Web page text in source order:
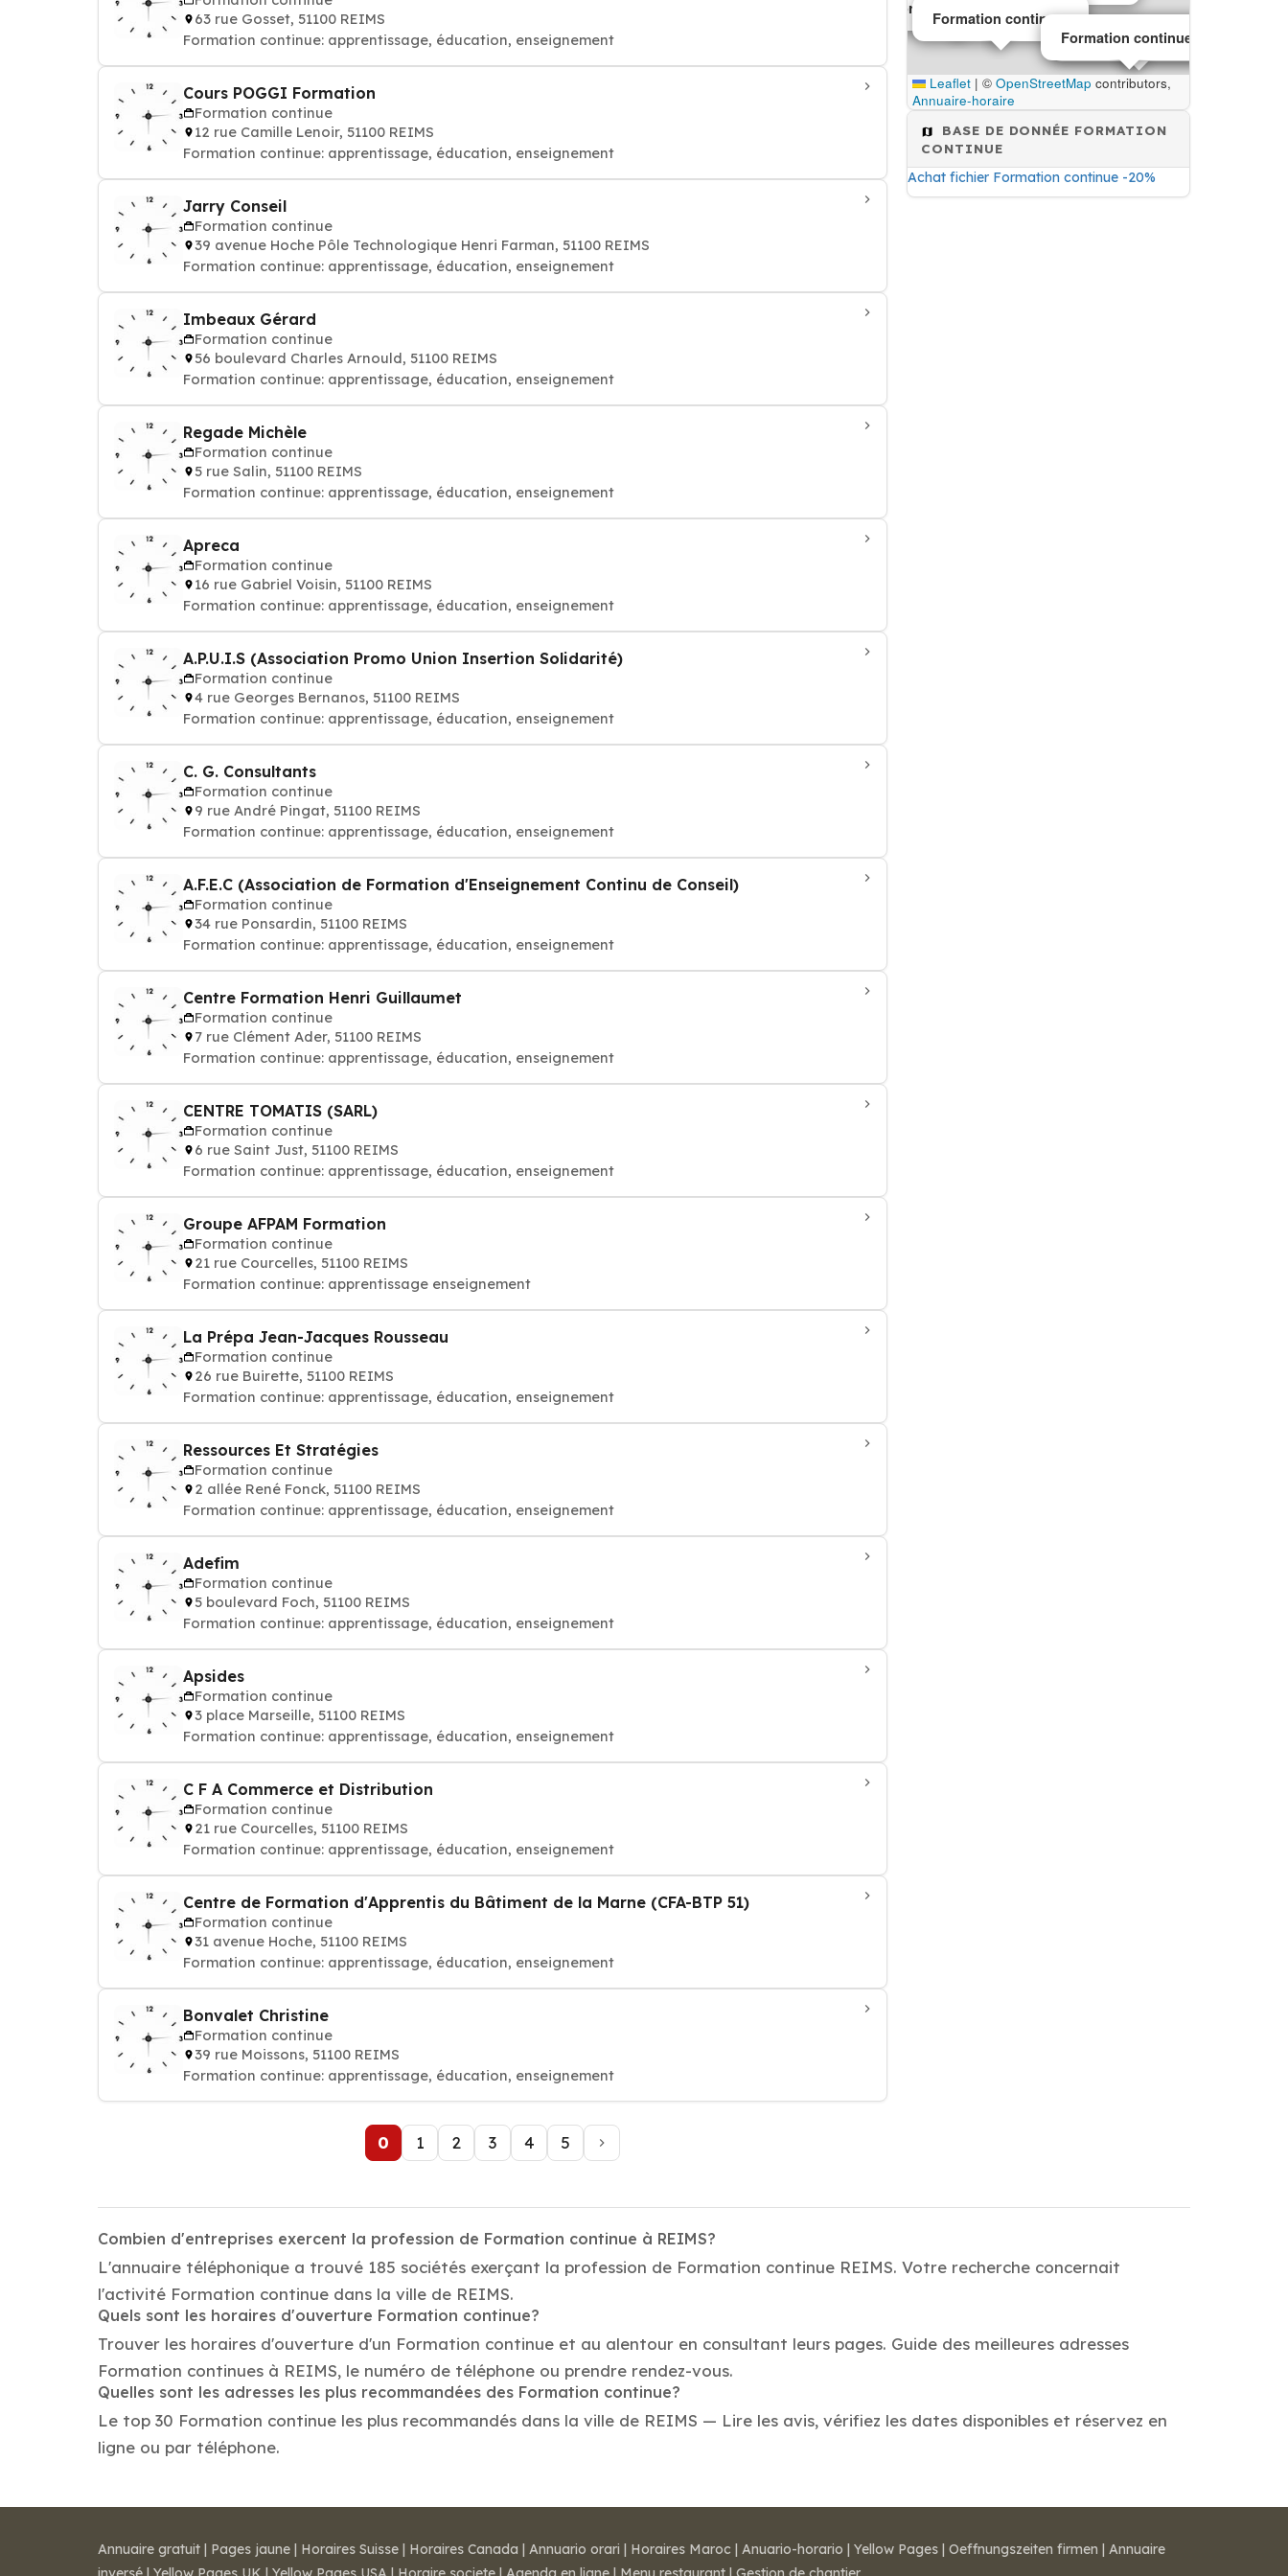
63 rue Gosset, 51100 REIMS
Formation continue: apprentissage, éducation, enseignement
Cours POGGI Formation
Formation continue
12 rue Camille Lenoir, 51100 REIMS
Formation continue: apprentissage, éducation, enseignement
Jarry Conseil
Formation continue
39 avenue Hoche Pôle Technologique Henri Farman, 51100 REIMS
Formation continue: apprentissage, éducation, enseignement
Imbeaux Gérard
Formation continue
56 boulevard Charles Arnould, 51100 REIMS
Formation continue: apprentissage, éducation, enseignement
Regade Michèle
Formation continue
5 rue Salin, 51100 REIMS
Formation continue: apprentissage, éducation, enseignement
Apreca
Formation continue
16 rue Gabriel Voisin, 51100 REIMS
Formation continue: apprentissage, éducation, enseignement
A.P.U.I.S (Association Promo Union Insertion Solidarité)
Formation continue
4 rue Georges Bernanos, 51100 REIMS
Formation continue: apprentissage, éducation, enseignement
C. G. Consultants
Formation continue
9 rue André Pingat, 51100 REIMS
Formation continue: apprentissage, éducation, enseignement
A.F.E.C (Association de Formation d'Enseignement Continu de Conseil)
Formation continue
34 rue Ponsardin, 51100 REIMS
Formation continue: apprentissage, éducation, enseignement
Centre Formation Henri Guillaumet
Formation continue
7 rue Clément Ader, 51100 REIMS
Formation continue: apprentissage, éducation, enseignement
CENTRE TOMATIS (SARL)
Formation continue
6 rue Saint Just, 51100 REIMS
Formation continue: apprentissage, éducation, enseignement
Groupe AFPAM Formation
Formation continue
21 rue Courcelles, 51100 REIMS
Formation continue: apprentissage enseignement
La Prépa Jean-Jacques Rousseau
Formation continue
26 rue Buirette, 51100 REIMS
Formation continue: apprentissage, éducation, enseignement
Ressources Et Stratégies
Formation continue
2 allée René Fonck, 51100 REIMS
Formation continue: apprentissage, éducation, enseignement
Adefim
Formation continue
5 boulevard Foch, 51100 REIMS
Formation continue: apprentissage, éducation, enseignement
Apsides
Formation continue
3 place Marseille, 51100 REIMS
Formation continue: apprentissage, éducation, enseignement
C F A Commerce et Distribution
Formation continue
21 rue Courcelles, 51100 REIMS
Formation continue: apprentissage, éducation, enseignement
Centre de Formation d'Apprentis du Bâtiment de la Marne (CFA-BTP 51)
Formation continue
31 avenue Hoche, 51100 REIMS
Formation continue: apprentissage, éducation, enseignement
Bonvalet Christine
Formation continue
39 rue Moissons, 51100 REIMS
Formation continue: apprentissage, éducation, enseignement
0 1 2 3 4 5
Formation continue
Formation continue
Formation continue
Formation continue
Leaflet | © OpenStreetMap contributors,
Annuaire-horaire
BASE DE DONNÉE FORMATION
CONTINUE
Achat fichier Formation continue -20%
Combien d'entreprises exercent la profession de Formation continue à REIMS?
L'annuaire téléphonique a trouvé 185 sociétés exerçant la profession de Formation continue REIMS. Votre recherche concernait
l'activité Formation continue dans la ville de REIMS.
Quels sont les horaires d'ouverture Formation continue?
Trouver les horaires d'ouverture d'un Formation continue et au alentour en consultant leurs pages. Guide des meilleures adresses
Formation continues à REIMS, le numéro de téléphone ou prendre rendez-vous.
Quelles sont les adresses les plus recommandées des Formation continue?
Le top 30 Formation continue les plus recommandés dans la ville de REIMS — Lire les avis, vérifiez les dates disponibles et réservez en
ligne ou par téléphone.
Annuaire gratuit | Pages jaune | Horaires Suisse | Horaires Canada | Annuario orari | Horaires Maroc | Anuario-horario | Yellow Pages | Oeffnungszeiten firmen | Annuaire